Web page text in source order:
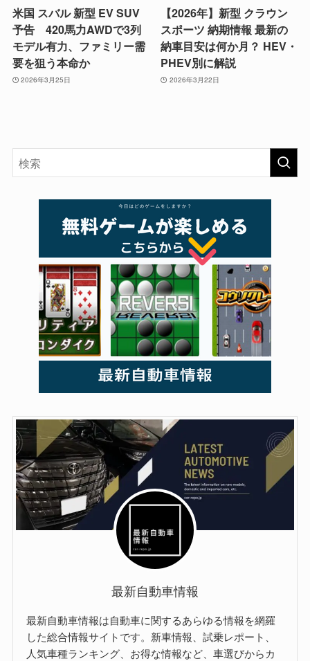
米国 スバル 新型 EV SUV
予告 420馬力AWDで3列
モデル有力、ファミリー需
要を狙う本命か
2026年3月25日
【2026年】新型 クラウン
スポーツ 納期情報 最新の
納車目安は何か月？ HEV・
PHEV別に解説
2026年3月22日
最新自動車情報
最新自動車情報は自動車に関するあらゆる情報を網羅
した総合情報サイトです。新車情報、試乗レポート、
人気車種ランキング、お得な情報など、車選びからカ